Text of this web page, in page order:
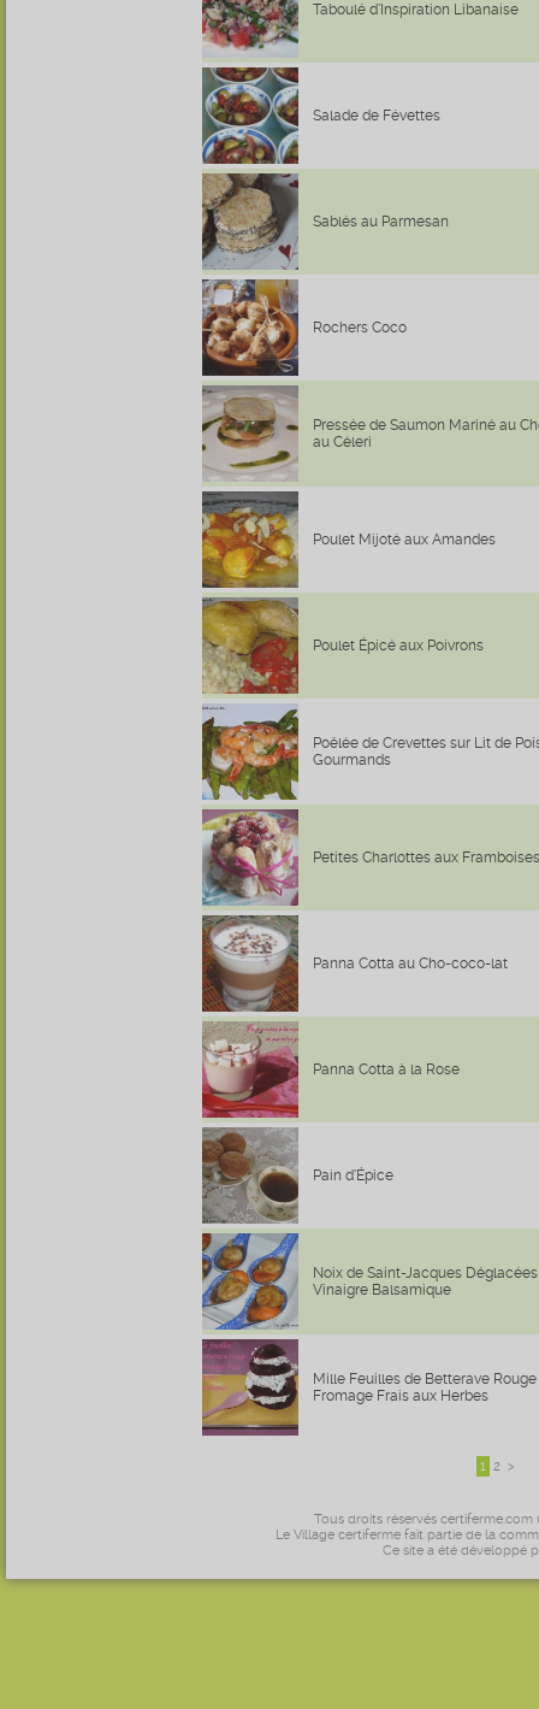
Taboulé d’Inspiration Libanaise
Salade de Févettes
Sablés au Parmesan
Rochers Coco
Pressée de Saumon Mariné au
au Céleri
Poulet Mijoté aux Amandes
Poulet Épicé aux Poivrons
Poêlée de Crevettes sur Lit de
Gourmands
Petites Charlottes aux Framboises
Panna Cotta au Cho-coco-lat
Panna Cotta à la Rose
Pain d’Épice
Noix de Saint-Jacques
Vinaigre Balsamique
Mille Feuilles de Betterave
Fromage Frais aux Herbes
1 2 >
Tous droits réservés certiferme.com
Le Village certiferme fait partie de la
Ce site a été développé